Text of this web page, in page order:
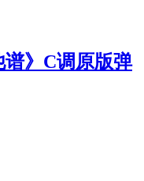
》C调原版弹